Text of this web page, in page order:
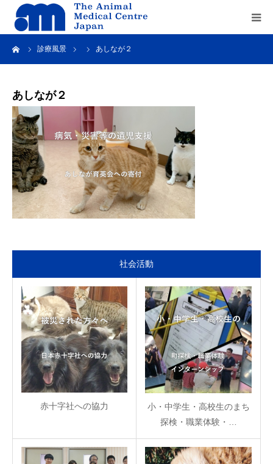
診療風景 あしなが２
あしなが２
社会活動
赤十字社への協力
小・中学生・高校生のまち
探検・職業体験・…
Home
service
recruit
contact us